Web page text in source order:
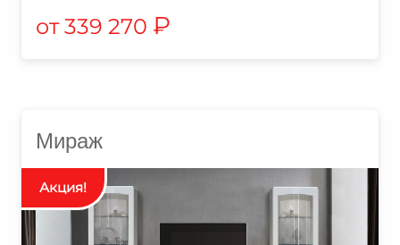
339 270 ₽
Мираж